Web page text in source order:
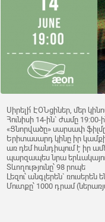
Սիրելի՛ ԷՕՆցիներ, մեր
Հունիսի 14-ին` ժամը
«Ցնորվածը» սարսափ
Երիտասարդ կինը իր
առ դեմ հանդիպում է իր
պարզապես նրա
Տևողությունը՝ 98 րոպե
Լեզու՝ անգլերեն` ռուսերեն
Մուտքը՝ 1000 դրամ